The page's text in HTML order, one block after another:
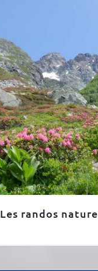
Les randos nature